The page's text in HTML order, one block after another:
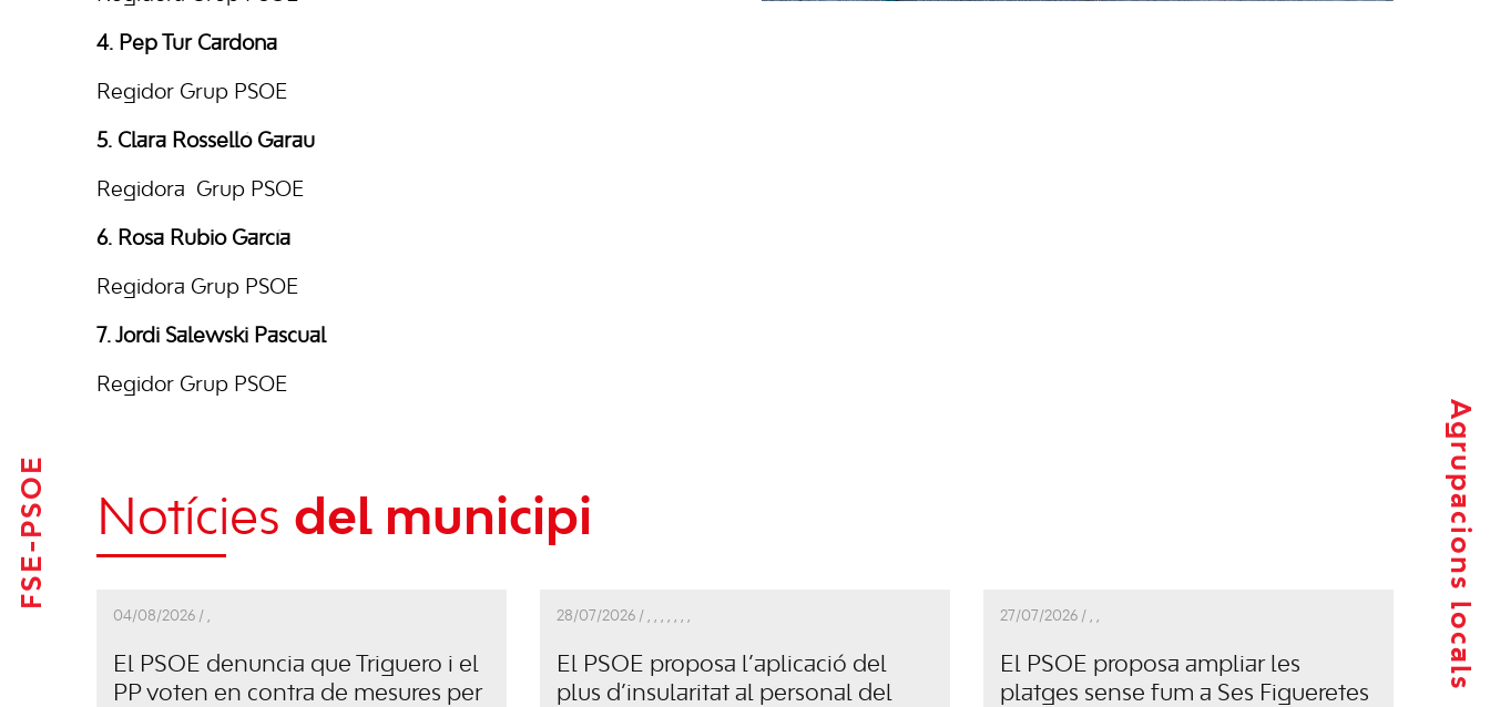
FSE-PSOE Agrupacions locals
4. Pep Tur Cardona
Regidor Grup PSOE
5. Clara Rosselló Garau
Regidora Grup PSOE
6. Rosa Rubio García
Regidora Grup PSOE
7. Jordi Salewski Pascual
Regidor Grup PSOE
Notícies del municipi
04/08/2026 / ,
El PSOE denuncia que Triguero i el
PP voten en contra de mesures per
28/07/2026 / , , , , , , ,
El PSOE proposa l’aplicació del
plus d’insularitat al personal del
27/07/2026 / , ,
El PSOE proposa ampliar les
platges sense fum a Ses Figueretes